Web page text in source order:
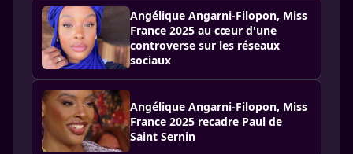
Angélique Angarni-Filopon, Miss
France 2025 au cœur d'une
controverse sur les réseaux
sociaux
Angélique Angarni-Filopon, Miss
France 2025 recadre Paul de
Saint Sernin